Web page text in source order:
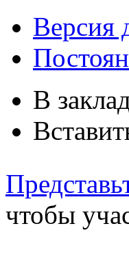
Версия
В
чтобы